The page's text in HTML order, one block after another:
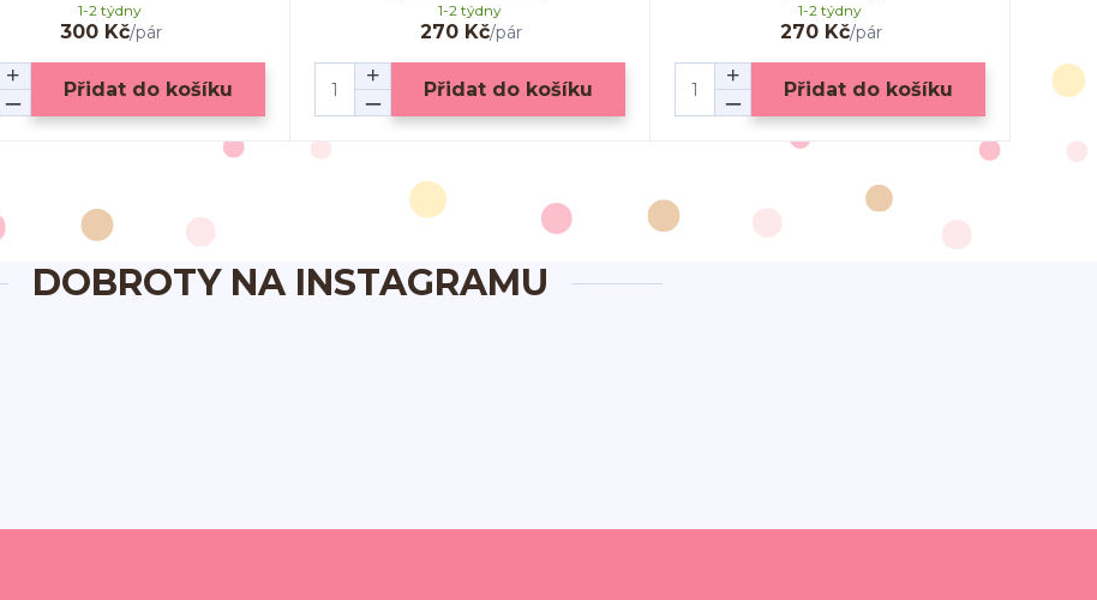
300 Kč/pár
1-2 týdny
Přidat do košíku
270 Kč/pár
1-2 týdny
Přidat do košíku
270 Kč/pár
1-2 týdny
Přidat do košíku
DOBROTY NA INSTAGRAMU